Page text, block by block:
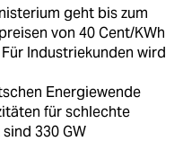
geht bis zum
von 40 Cent/KWh
Industriekunden wird
Energiewende
für schlechte
330 GW